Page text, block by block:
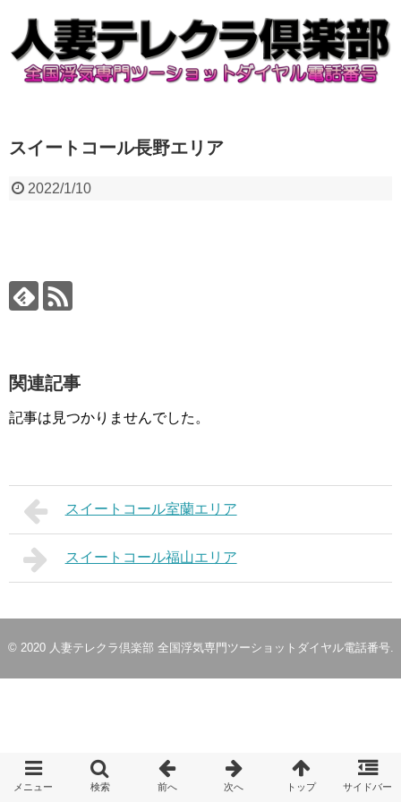
スイートコール長野エリア
2022/1/10
関連記事
記事は見つかりませんでした。
スイートコール室蘭エリア
スイートコール福山エリア
© 2020 人妻テレクラ倶楽部 全国浮気専門ツーショットダイヤル電話番号.